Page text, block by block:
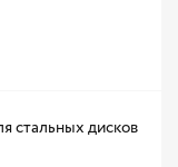
стальных дисков